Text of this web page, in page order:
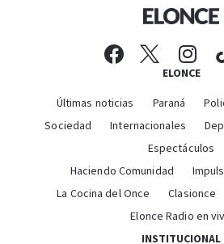
ELONCE
Últimas noticias Paraná
Sociedad
Internacionales
Espectáculos
Haciendo Comunidad
La Cocina del Once
Clasionce
Elonce Radio en
INSTITUCIONAL